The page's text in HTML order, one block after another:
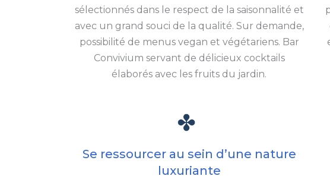
sélectionnés dans le respect de la saisonnalité et
avec un grand souci de la qualité. Sur demande,
possibilité de menus vegan et végétariens. Bar
Convivium servant de délicieux cocktails
élaborés avec les fruits du jardin.
Se ressourcer au sein d’une nature
luxuriante